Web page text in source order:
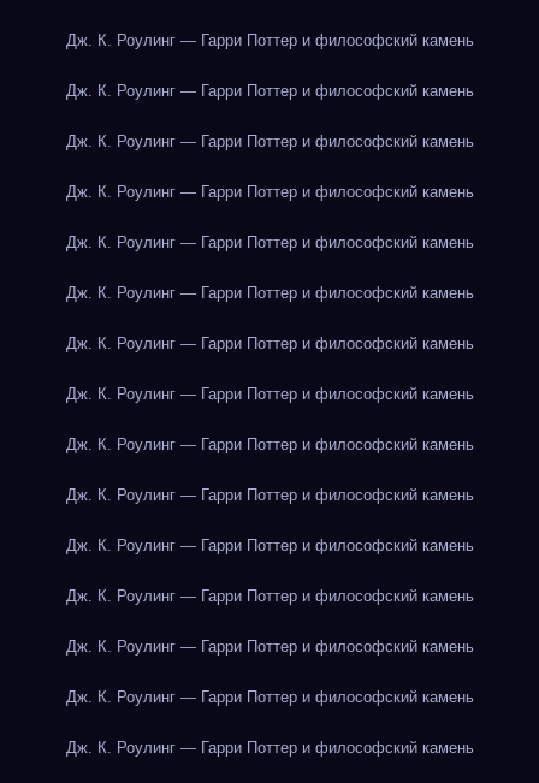
Дж. К. Роулинг — Гарри Поттер и философский камень
Дж. К. Роулинг — Гарри Поттер и философский камень
Дж. К. Роулинг — Гарри Поттер и философский камень
Дж. К. Роулинг — Гарри Поттер и философский камень
Дж. К. Роулинг — Гарри Поттер и философский камень
Дж. К. Роулинг — Гарри Поттер и философский камень
Дж. К. Роулинг — Гарри Поттер и философский камень
Дж. К. Роулинг — Гарри Поттер и философский камень
Дж. К. Роулинг — Гарри Поттер и философский камень
Дж. К. Роулинг — Гарри Поттер и философский камень
Дж. К. Роулинг — Гарри Поттер и философский камень
Дж. К. Роулинг — Гарри Поттер и философский камень
Дж. К. Роулинг — Гарри Поттер и философский камень
Дж. К. Роулинг — Гарри Поттер и философский камень
Дж. К. Роулинг — Гарри Поттер и философский камень